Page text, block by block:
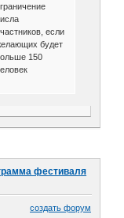
если
будет
150
фестиваля
создать форум